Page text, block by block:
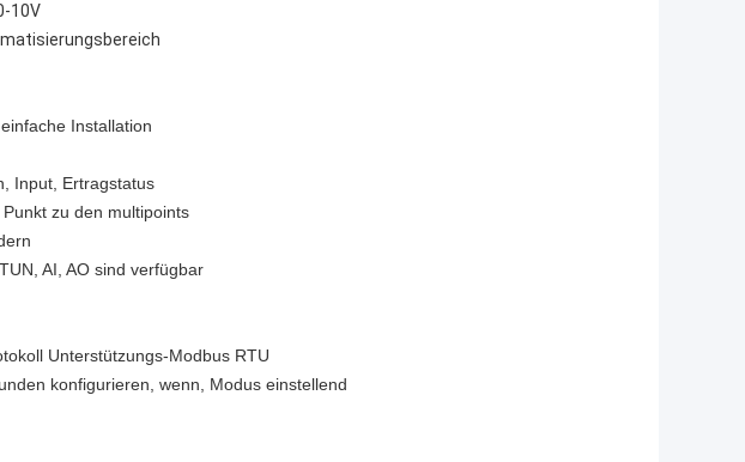
10V
Installation
Input, Ertragstatus
zu den multipoints
AI, AO sind verfügbar
Unterstützungs-Modbus RTU
konfigurieren, wenn, Modus einstellend